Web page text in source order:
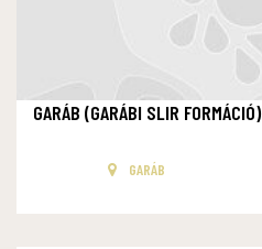
GARÁB (GARÁBI SLIR FORMÁCIÓ)
GARÁB